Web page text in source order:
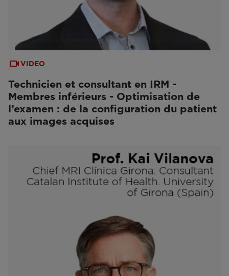
VIDEO
Technicien et consultant en IRM -
Membres inférieurs - Optimisation de
l’examen : de la configuration du patient
aux images acquises